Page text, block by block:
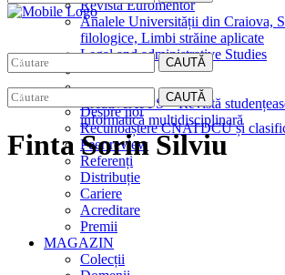
Revista Euromentor
Analele Universității din Craiova,
filologice, Limbi străine aplicate
Legal and administrative Studies
CreativeAPPS – Revistă
informatică multidisciplinară
CAUTĂ
EDITURA
Despre noi
Recunoaștere CNATDCU și
Peer review
Referenți
Distribuție
Cariere
Acreditare
Premii
MAGAZIN
Colecții
CAUTĂ
Finta Sorin Silviu